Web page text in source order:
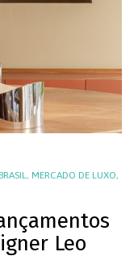
, MERCADO DE LUXO,
Leo